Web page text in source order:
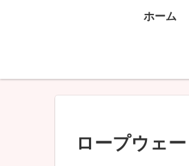
ホーム
ロープウェ